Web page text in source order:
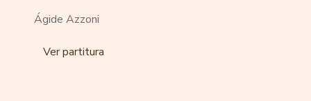
Ágide Azzoni
Ver partitura